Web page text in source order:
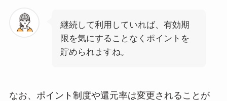
継続して利用していれば、有効期
限を気にすることなくポイントを
貯められますね。
なお、ポイント制度や還元率は変更されることが